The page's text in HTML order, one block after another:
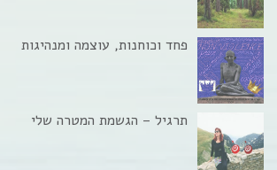
פחד וכוחנות, עוצמה ומנהיגות
תרגיל – הגשמת המטרה שלי